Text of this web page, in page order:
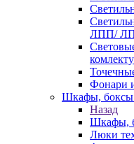
ЛПП/
Фонари
Шкафы, боксы
Назад
Шкафы,
Люки